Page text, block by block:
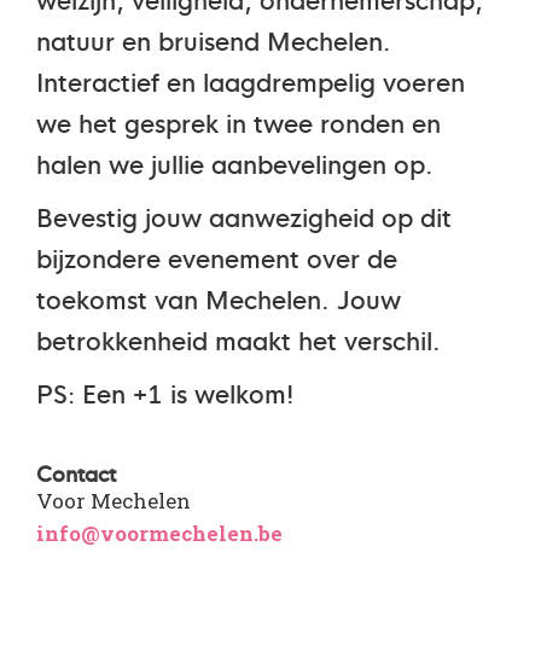
natuur en bruisend Mechelen.
Interactief en laagdrempelig voeren
we het gesprek in twee ronden en
halen we jullie aanbevelingen op.
Bevestig jouw aanwezigheid op dit
bijzondere evenement over de
toekomst van Mechelen. Jouw
betrokkenheid maakt het verschil.
PS: Een +1 is welkom!
Contact
Voor Mechelen
info@voormechelen.be